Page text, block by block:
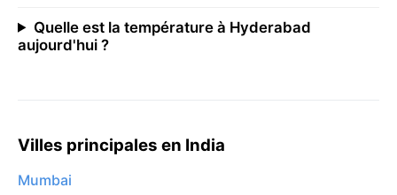
Quelle est la température à Hyderabad
aujourd'hui ?
Villes principales en India
Mumbai